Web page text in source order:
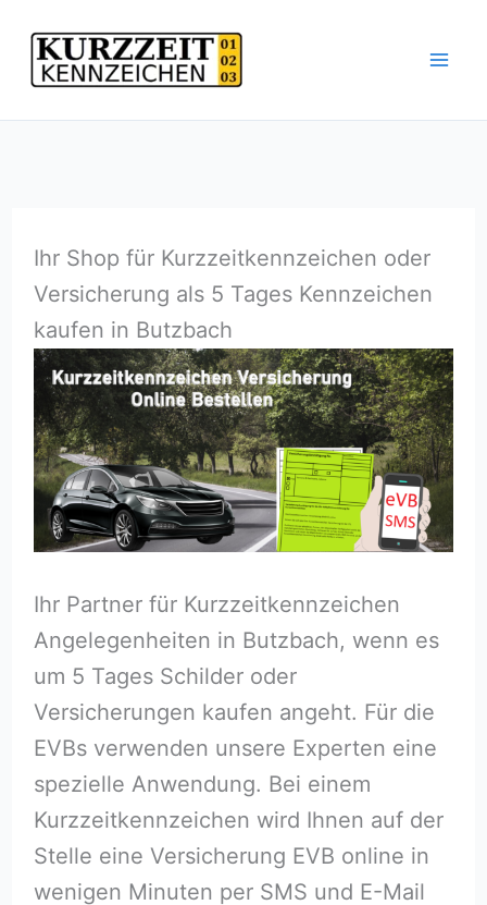
Inhalt
springen
Ihr Shop für Kurzzeitkennzeichen oder
Versicherung als 5 Tages Kennzeichen
kaufen in Butzbach
Ihr Partner für Kurzzeitkennzeichen
Angelegenheiten in Butzbach, wenn es
um 5 Tages Schilder oder
Versicherungen kaufen angeht. Für die
EVBs verwenden unsere Experten eine
spezielle Anwendung. Bei einem
Kurzzeitkennzeichen wird Ihnen auf der
Stelle eine Versicherung EVB online in
wenigen Minuten per SMS und E-Mail